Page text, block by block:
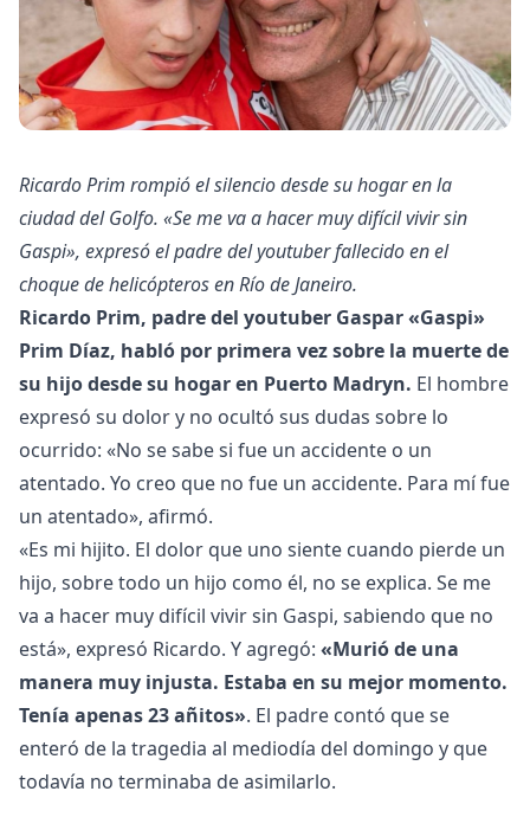
Ricardo Prim rompió el silencio desde su hogar en la
ciudad del Golfo. «Se me va a hacer muy difícil vivir sin
Gaspi», expresó el padre del youtuber fallecido en el
choque de helicópteros en Río de Janeiro.
Ricardo Prim, padre del youtuber Gaspar «Gaspi»
Prim Díaz, habló por primera vez sobre la muerte de
su hijo desde su hogar en Puerto Madryn. El hombre
expresó su dolor y no ocultó sus dudas sobre lo
ocurrido: «No se sabe si fue un accidente o un
atentado. Yo creo que no fue un accidente. Para mí fue
un atentado», afirmó.
«Es mi hijito. El dolor que uno siente cuando pierde un
hijo, sobre todo un hijo como él, no se explica. Se me
va a hacer muy difícil vivir sin Gaspi, sabiendo que no
está», expresó Ricardo. Y agregó: «Murió de una
manera muy injusta. Estaba en su mejor momento.
Tenía apenas 23 añitos». El padre contó que se
enteró de la tragedia al mediodía del domingo y que
todavía no terminaba de asimilarlo.